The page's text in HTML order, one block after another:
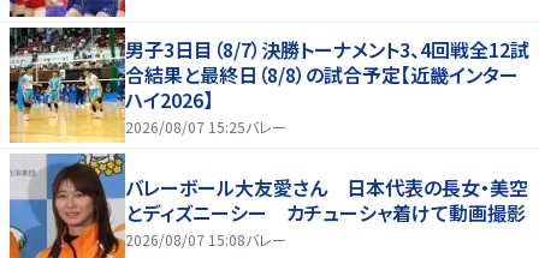
男子3日目（8/7）決勝トーナメント3、4回戦全12試
合結果と最終日（8/8）の試合予定【近畿インター
ハイ2026】
2026/08/07 15:25バレー
バレーボール大友愛さん 日本代表の長女・美空
とディズニーシー カチューシャ着けて動画撮影
2026/08/07 15:08バレー